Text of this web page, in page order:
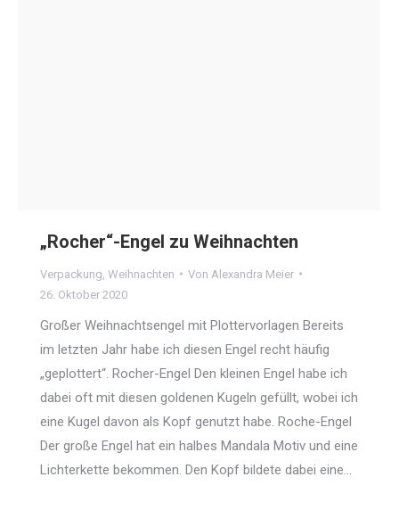
„Rocher“-Engel zu Weihnachten
Verpackung Weihnachten Von Alexandra Meier
26. Oktober 2020
Großer Weihnachtsengel mit Plottervorlagen Bereits
im letzten Jahr habe ich diesen Engel recht häufig
„geplottert“. Rocher-Engel Den kleinen Engel habe ich
dabei oft mit diesen goldenen Kugeln gefüllt, wobei ich
eine Kugel davon als Kopf genutzt habe. Roche-Engel
Der große Engel hat ein halbes Mandala Motiv und eine
Lichterkette bekommen. Den Kopf bildete dabei eine…